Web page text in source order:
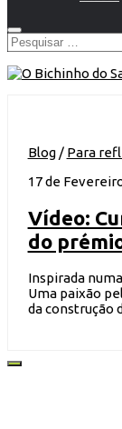
Pesquisar
por:
Blog/ Para
17 de
Vídeo:
do
Inspirada
Uma paixão
da construção